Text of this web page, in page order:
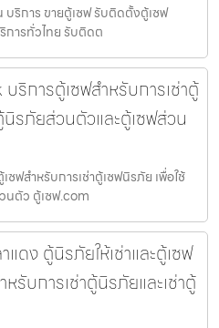
ริการ ขายตู้เซฟ รับติดตั้งตู้เซฟ
ารทั่วไทย รับติดต
การตู้เซฟสำหรับการเช่าตู้
นิรภัยส่วนตัวและตู้เซฟส่วน
สำหรับการเช่าตู้เซฟนิรภัย เพื่อใช้
นตัว ตู้เซฟ.com
ดง ตู้นิรภัยให้เช่าและตู้เซฟ
รับการเช่าตู้นิรภัยและเช่าตู้